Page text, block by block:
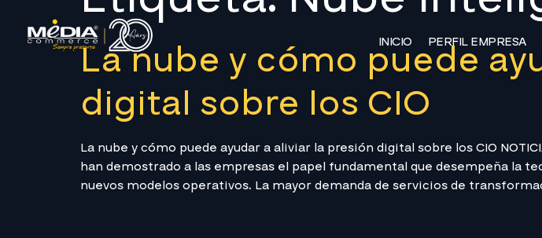
INICIO PERFIL EMPRESA
La nube y cómo puede
digital sobre los CIO
La nube y cómo puede ayudar a aliviar la presión digital sobre los CIO
han demostrado a las empresas el papel fundamental que desempeña la
nuevos modelos operativos. La mayor demanda de servicios de